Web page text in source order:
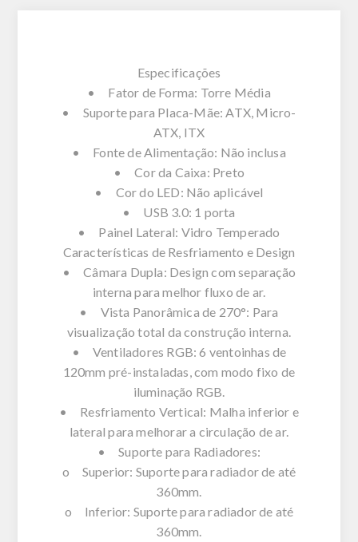
Especificações
• Fator de Forma: Torre Média
• Suporte para Placa-Mãe: ATX, Micro-
ATX, ITX
• Fonte de Alimentação: Não inclusa
• Cor da Caixa: Preto
• Cor do LED: Não aplicável
• USB 3.0: 1 porta
• Painel Lateral: Vidro Temperado
Características de Resfriamento e Design
• Câmara Dupla: Design com separação
interna para melhor fluxo de ar.
• Vista Panorâmica de 270°: Para
visualização total da construção interna.
• Ventiladores RGB: 6 ventoinhas de
120mm pré-instaladas, com modo fixo de
iluminação RGB.
• Resfriamento Vertical: Malha inferior e
lateral para melhorar a circulação de ar.
• Suporte para Radiadores:
o Superior: Suporte para radiador de até
360mm.
o Inferior: Suporte para radiador de até
360mm.